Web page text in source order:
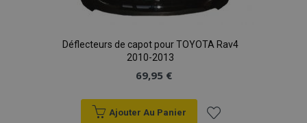
Déflecteurs de capot pour TOYOTA Rav4
2010-2013
69,95 €
Ajouter Au Panier